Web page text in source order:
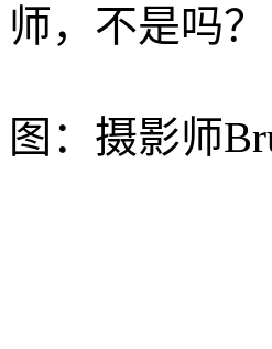
师，不是吗？
图：摄影师